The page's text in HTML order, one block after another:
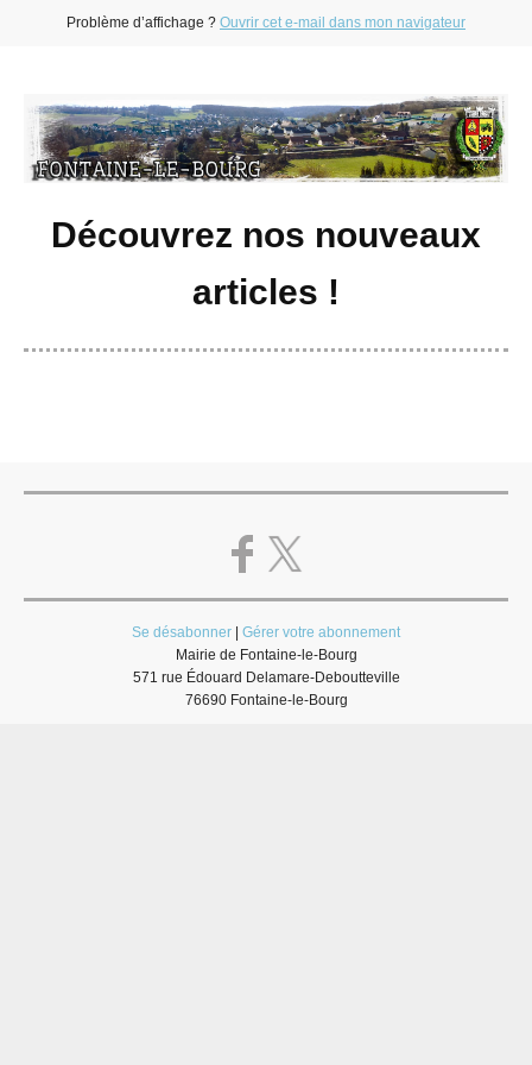
Problème d’affichage ? Ouvrir cet e-mail dans mon navigateur
Découvrez nos nouveaux
articles !
Se désabonner
Gérer votre abonnement
Mairie de Fontaine-le-Bourg
571 rue Édouard Delamare-Deboutteville
76690 Fontaine-le-Bourg